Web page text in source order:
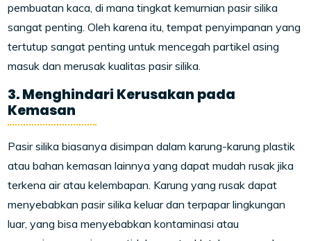
pembuatan kaca, di mana tingkat kemurnian pasir silika
sangat penting. Oleh karena itu, tempat penyimpanan yang
tertutup sangat penting untuk mencegah partikel asing
masuk dan merusak kualitas pasir silika.
3. Menghindari Kerusakan pada
Kemasan
Pasir silika biasanya disimpan dalam karung-karung plastik
atau bahan kemasan lainnya yang dapat mudah rusak jika
terkena air atau kelembapan. Karung yang rusak dapat
menyebabkan pasir silika keluar dan terpapar lingkungan
luar, yang bisa menyebabkan kontaminasi atau